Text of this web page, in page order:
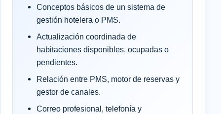
Conceptos básicos de un sistema de
gestión hotelera o PMS.
Actualización coordinada de
habitaciones disponibles, ocupadas o
pendientes.
Relación entre PMS, motor de reservas y
gestor de canales.
Correo profesional, telefonía y